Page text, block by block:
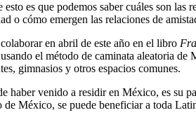
es que podemos saber cuáles son
o cómo emergen las relaciones de
en abril de este año en el libro
el método de caminata aleatoria de
gimnasios y otros espacios comunes.
haber venido a residir en México, es su
México, se puede beneficiar a toda